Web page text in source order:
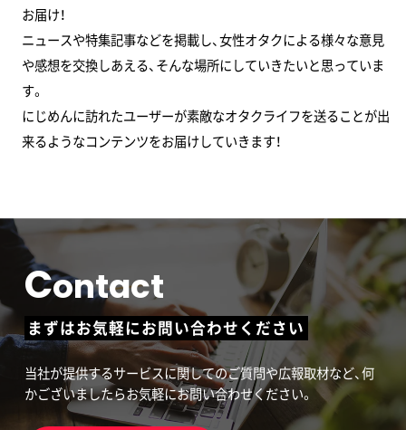
お届け！
ニュースや特集記事などを掲載し、女性オタクによる様々な意見
や感想を交換しあえる、そんな場所にしていきたいと思っていま
す。
にじめんに訪れたユーザーが素敵なオタクライフを送ることが出
来るようなコンテンツをお届けしていきます！
Contact
まずはお気軽にお問い合わせください
当社が提供するサービスに関してのご質問や広報取材など、何
かございましたらお気軽にお問い合わせください。